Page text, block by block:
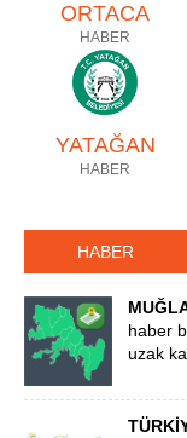
ORTACA
HABER
YATAĞAN
HABER
HABER
haber
uzak